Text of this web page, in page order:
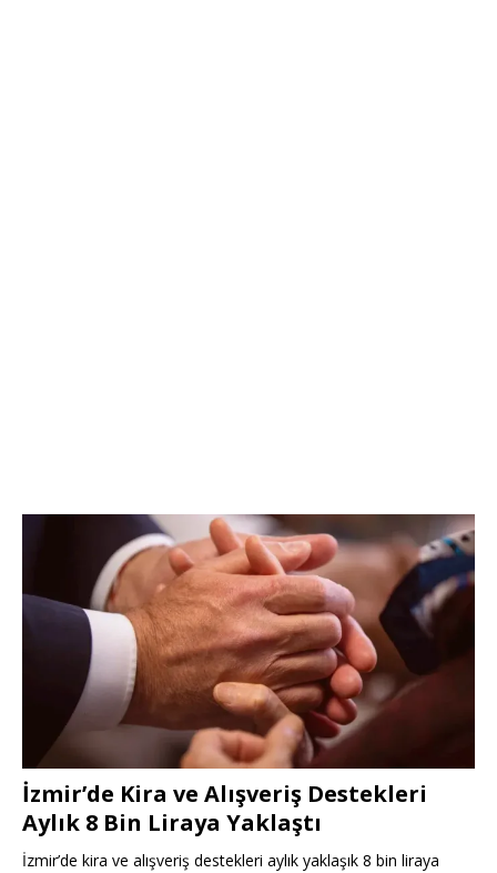
İzmir’de Kira ve Alışveriş Destekleri
Aylık 8 Bin Liraya Yaklaştı
İzmir’de kira ve alışveriş destekleri aylık yaklaşık 8 bin liraya